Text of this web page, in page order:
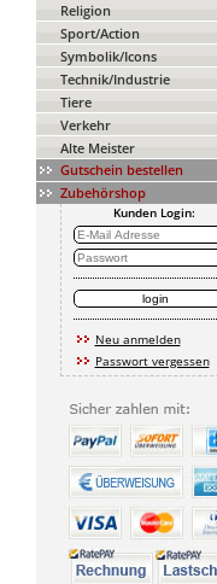
Religion
Sport/Action
Symbolik/Icons
Technik/Industrie
Tiere
Verkehr
Alte Meister
Gutschein bestellen
Zubehörshop
Kunden Login:
Neu anmelden
Passwort vergessen